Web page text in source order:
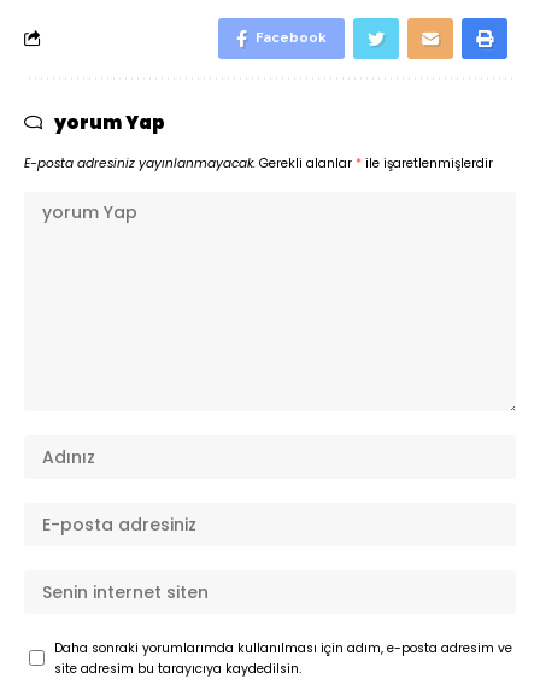
Facebook
yorum Yap
E-posta adresiniz yayınlanmayacak. Gerekli alanlar * ile işaretlenmişlerdir
Daha sonraki yorumlarımda kullanılması için adım, e-posta adresim ve
site adresim bu tarayıcıya kaydedilsin.